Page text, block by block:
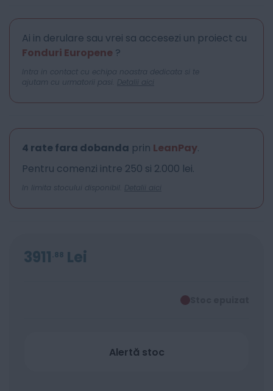
Ai in derulare sau vrei sa accesezi un proiect cu
Fonduri Europene ?
Intra in contact cu echipa noastra dedicata si te
ajutam cu urmatorii pasi. Detalii aici
4 rate fara dobanda prin LeanPay.
Pentru comenzi intre 250 si 2.000 lei.
In limita stocului disponibil. Detalii aici
3911 88 Lei
Alertă stoc